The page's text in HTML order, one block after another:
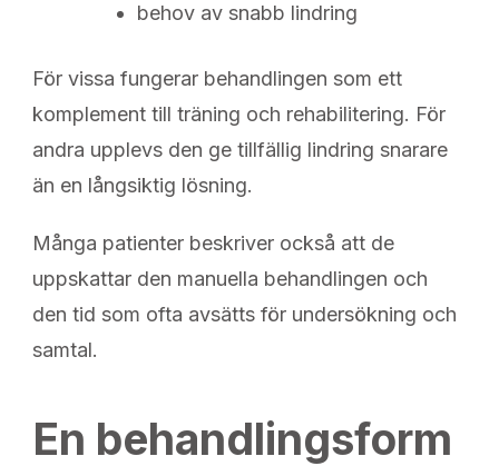
behov av snabb lindring
För vissa fungerar behandlingen som ett
komplement till träning och rehabilitering. För
andra upplevs den ge tillfällig lindring snarare
än en långsiktig lösning.
Många patienter beskriver också att de
uppskattar den manuella behandlingen och
den tid som ofta avsätts för undersökning och
samtal.
En behandlingsform